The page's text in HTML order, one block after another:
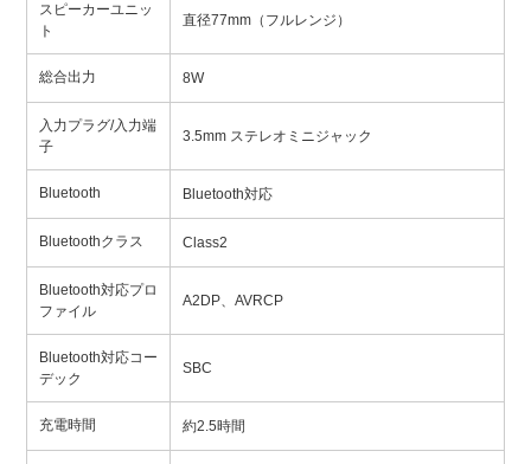
スピーカーユニッ
ト
直径77mm（フルレンジ）
総合出力 8W
入力プラグ/入力端
子
3.5mm ステレオミニジャック
Bluetooth Bluetooth対応
Bluetoothクラス Class2
Bluetooth対応プロ
ファイル
A2DP、AVRCP
Bluetooth対応コー
デック
SBC
充電時間 約2.5時間